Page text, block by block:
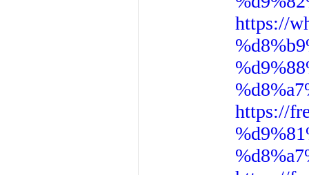
https://
https://